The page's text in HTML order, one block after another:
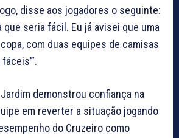
disse aos jogadores o seguinte:
que seria fácil. Eu já avisei que uma
com duas equipes de camisas
demonstrou confiança na
em reverter a situação jogando
do Cruzeiro como